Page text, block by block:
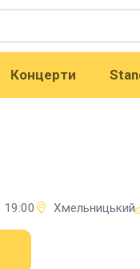
Концерти
19:00 Хмельницький